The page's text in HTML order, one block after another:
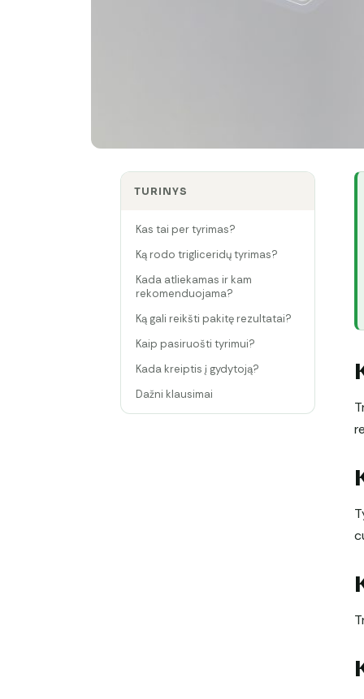
TURINYS
Kas tai per tyrimas?
Ką rodo trigliceridų tyrimas?
Kada atliekamas ir kam
rekomenduojama?
Ką gali reikšti pakitę rezultatai?
Kaip pasiruošti tyrimui?
Kada kreiptis į gydytoją?
Dažni klausimai